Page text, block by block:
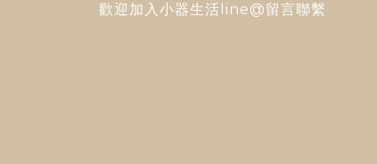
歡迎加入 小器生活line@留言聯繫